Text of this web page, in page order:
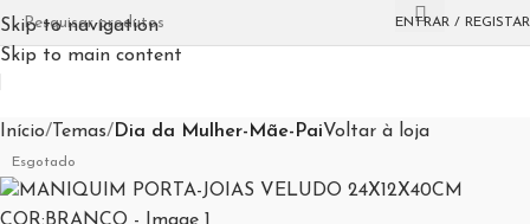
Skip to navigation
Skip to main content
ENTRAR / REGISTAR
Início Temas Dia da Mulher-Mãe-PaiVoltar à loja
Esgotado